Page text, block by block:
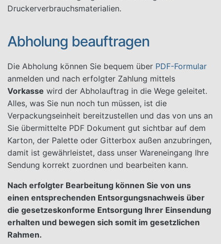
Druckerverbrauchsmaterialien.
Abholung beauftragen
Die Abholung können Sie bequem über PDF-Formular
anmelden und nach erfolgter Zahlung mittels
Vorkasse wird der Abholauftrag in die Wege geleitet.
Alles, was Sie nun noch tun müssen, ist die
Verpackungseinheit bereitzustellen und das von uns an
Sie übermittelte PDF Dokument gut sichtbar auf dem
Karton, der Palette oder Gitterbox außen anzubringen,
damit ist gewährleistet, dass unser Wareneingang Ihre
Sendung korrekt zuordnen und bearbeiten kann.
Nach erfolgter Bearbeitung können Sie von uns
einen entsprechenden Entsorgungsnachweis über
die gesetzeskonforme Entsorgung Ihrer Einsendung
erhalten und bewegen sich somit im gesetzlichen
Rahmen.